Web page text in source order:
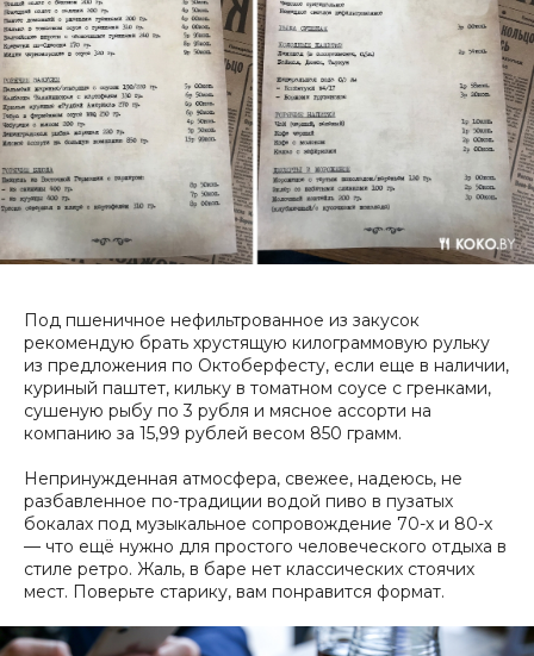
Под пшеничное нефильтрованное из закусок
рекомендую брать хрустящую килограммовую рульку
из предложения по Октоберфесту, если еще в наличии,
куриный паштет, кильку в томатном соусе с гренками,
сушеную рыбу по 3 рубля и мясное ассорти на
компанию за 15,99 рублей весом 850 грамм.
Непринужденная атмосфера, свежее, надеюсь, не
разбавленное по-традиции водой пиво в пузатых
бокалах под музыкальное сопровождение 70-х и 80-х
— что ещё нужно для простого человеческого отдыха в
стиле ретро. Жаль, в баре нет классических стоячих
мест. Поверьте старику, вам понравится формат.